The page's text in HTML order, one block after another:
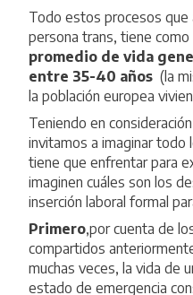
Todo estos procesos que
persona trans, tiene como
promedio de vida
entre 35-40 años (la
la población europea
Teniendo en
invitamos a imaginar todo
tiene que enfrentar para
imaginen cuáles son los
inserción laboral formal
Primero,por cuenta de
compartidos
muchas veces, la vida de
estado de emergencia